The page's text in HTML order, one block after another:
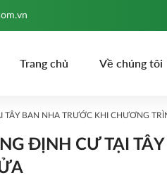
Trang chủ Về chúng tôi
TÂY BAN NHA TRƯỚC KHI CHƯƠNG
ĐỊNH CƯ TẠI